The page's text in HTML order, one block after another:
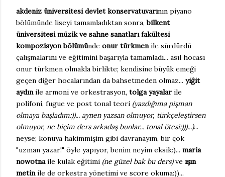
akdeniz üniversitesi devlet konservatuvarının piyano
bölümünde liseyi tamamladıktan sonra,bilkent
üniversitesi müzik ve sahne sanatları fakültesi
kompozisyon bölümünde onur türkmenile sürdürdü
çalışmalarını ve eğitimini başarıyla tamamladı... asıl hocası
onur türkmen olmakla birlikte; kendisine büyük emeği
geçen diğer hocalarından da bahsetmeden olmaz... yiğit
aydınile armoni ve orkestrasyon, tolga yayalar ile
polifoni, fugue ve post tonal teori (yazdığıma pişman
olmaya başladım:))... aynen yazsan olmuyor, türkçeleştirsen
olmuyor, ne biçim ders arkadaş bunlar... tonal ötesi:)))...)...
neyse; konuya hakimmişim gibi davranayım, bir çok
"uzman yazar!" öyle yapıyor, benim neyim eksik:)... maria
nowotnaile kulak eğitimi (ne güzel bak bu ders)ve ışın
metinile de orkestra yönetimi ve score okuma:))...